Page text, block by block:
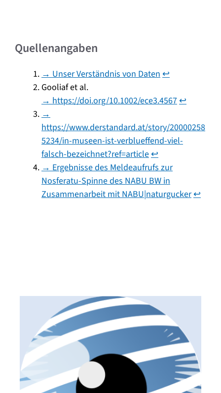
Quellenangaben
→ Unser Verständnis von Daten ↩︎
Gooliaf et al.
→ https://doi.org/10.1002/ece3.4567↩︎
→
https://www.derstandard.at/story/20000258
5234/in-museen-ist-verblueffend-viel-
falsch-bezeichnet?ref=article↩︎
→ Ergebnisse des Meldeaufrufs zur
Nosferatu-Spinne des NABU BW in
Zusammenarbeit mit NABU|naturgucker↩︎